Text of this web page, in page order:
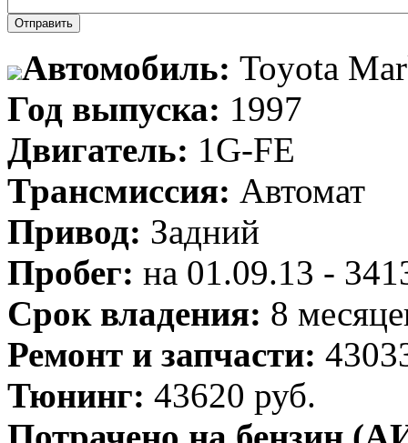
Автомобиль: Toyota
Год выпуска: 1997
Двигатель: 1G-FE
Трансмиссия: Автомат
Привод: Задний
Пробег: на 01.09.13 -
Срок владения: 8
Ремонт и запчасти:
Тюнинг: 43620 руб.